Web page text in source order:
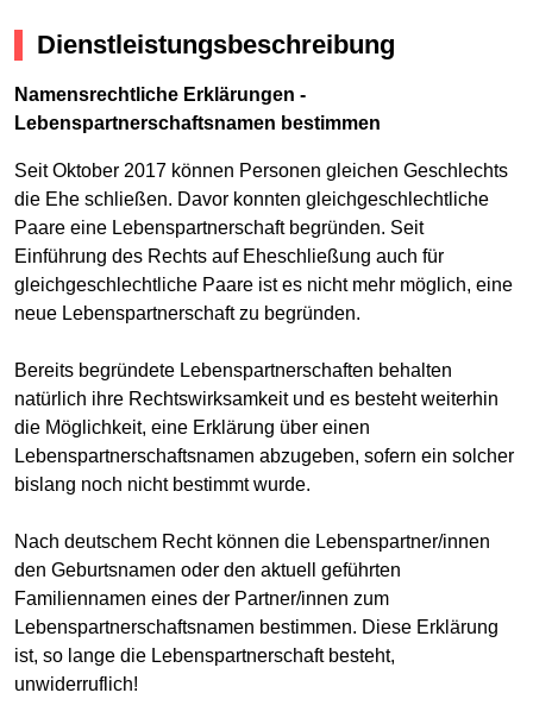
Dienstleistungsbeschreibung
Namensrechtliche Erklärungen -
Lebenspartnerschaftsnamen bestimmen
Seit Oktober 2017 können Personen gleichen Geschlechts
die Ehe schließen. Davor konnten gleichgeschlechtliche
Paare eine Lebenspartnerschaft begründen. Seit
Einführung des Rechts auf Eheschließung auch für
gleichgeschlechtliche Paare ist es nicht mehr möglich, eine
neue Lebenspartnerschaft zu begründen.
Bereits begründete Lebenspartnerschaften behalten
natürlich ihre Rechtswirksamkeit und es besteht weiterhin
die Möglichkeit, eine Erklärung über einen
Lebenspartnerschaftsnamen abzugeben, sofern ein solcher
bislang noch nicht bestimmt wurde.
Nach deutschem Recht können die Lebenspartner/innen
den Geburtsnamen oder den aktuell geführten
Familiennamen eines der Partner/innen zum
Lebenspartnerschaftsnamen bestimmen. Diese Erklärung
ist, so lange die Lebenspartnerschaft besteht,
unwiderruflich!